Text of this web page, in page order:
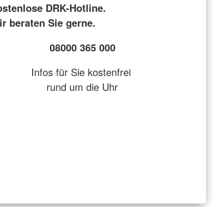
DRK-Hotline.
beraten Sie gerne.
08000 365 000
Infos für Sie kostenfrei
rund um die Uhr